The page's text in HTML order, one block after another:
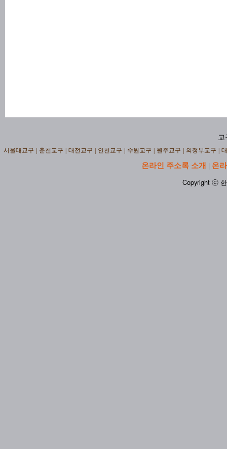
교
서울대교구 춘천교구 대전교구 인천교구 수원교구 원주교구 의정부교구
온라인 주소록 소개 | 온
Copyright ⓒ